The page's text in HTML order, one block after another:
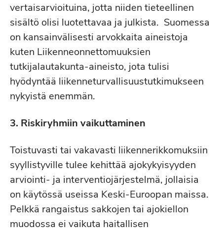
vertaisarvioituina, jotta niiden tieteellinen
sisältö olisi luotettavaa ja julkista. Suomessa
on kansainvälisesti arvokkaita aineistoja
kuten Liikenneonnettomuuksien
tutkijalautakunta-aineisto, jota tulisi
hyödyntää liikenneturvallisuustutkimukseen
nykyistä enemmän.
3. Riskiryhmiin vaikuttaminen
Toistuvasti tai vakavasti liikennerikkomuksiin
syyllistyville tulee kehittää ajokykyisyyden
arviointi- ja interventiojärjestelmä, jollaisia
on käytössä useissa Keski-Euroopan maissa.
Pelkkä rangaistus sakkojen tai ajokiellon
muodossa ei vaikuta haitallisen